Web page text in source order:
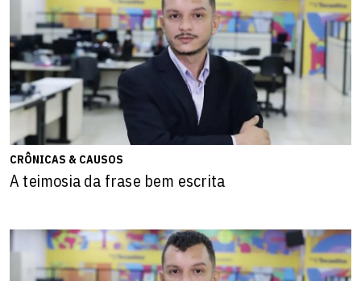
CRÔNICAS & CAUSOS
A teimosia da frase bem escrita